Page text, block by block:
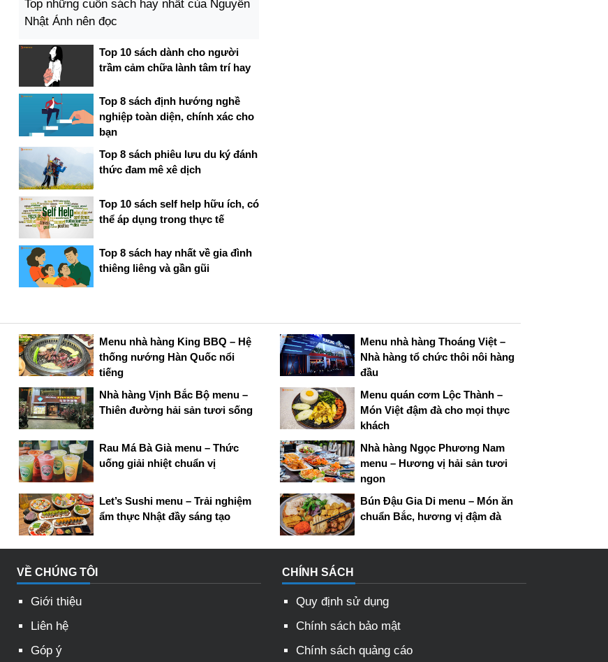
Top những cuốn sách hay nhất của Nguyễn
Nhật Ánh nên đọc
Top 10 sách dành cho người
trầm cảm chữa lành tâm trí hay
Top 8 sách định hướng nghề
nghiệp toàn diện, chính xác cho
bạn
Top 8 sách phiêu lưu du ký đánh
thức đam mê xê dịch
Top 10 sách self help hữu ích, có
thể áp dụng trong thực tế
Top 8 sách hay nhất về gia đình
thiêng liêng và gần gũi
Menu nhà hàng King BBQ – Hệ
thống nướng Hàn Quốc nổi
tiếng
Menu nhà hàng Thoáng Việt –
Nhà hàng tổ chức thôi nôi hàng
đầu
Nhà hàng Vịnh Bắc Bộ menu –
Thiên đường hải sản tươi sống
Menu quán cơm Lộc Thành –
Món Việt đậm đà cho mọi thực
khách
Rau Má Bà Già menu – Thức
uống giải nhiệt chuẩn vị
Nhà hàng Ngọc Phương Nam
menu – Hương vị hải sản tươi
ngon
Let’s Sushi menu – Trải nghiệm
ẩm thực Nhật đầy sáng tạo
Bún Đậu Gia Di menu – Món ăn
chuẩn Bắc, hương vị đậm đà
VỀ CHÚNG TÔI
Giới thiệu
Liên hệ
Góp ý
CHÍNH SÁCH
Quy định sử dụng
Chính sách bảo mật
Chính sách quảng cáo